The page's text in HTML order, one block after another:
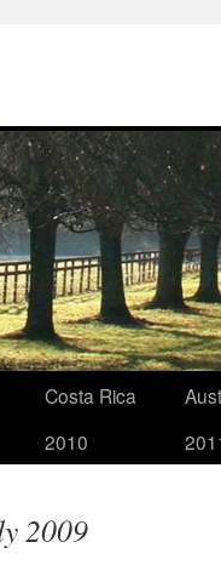
Costa Rica
2010
2009